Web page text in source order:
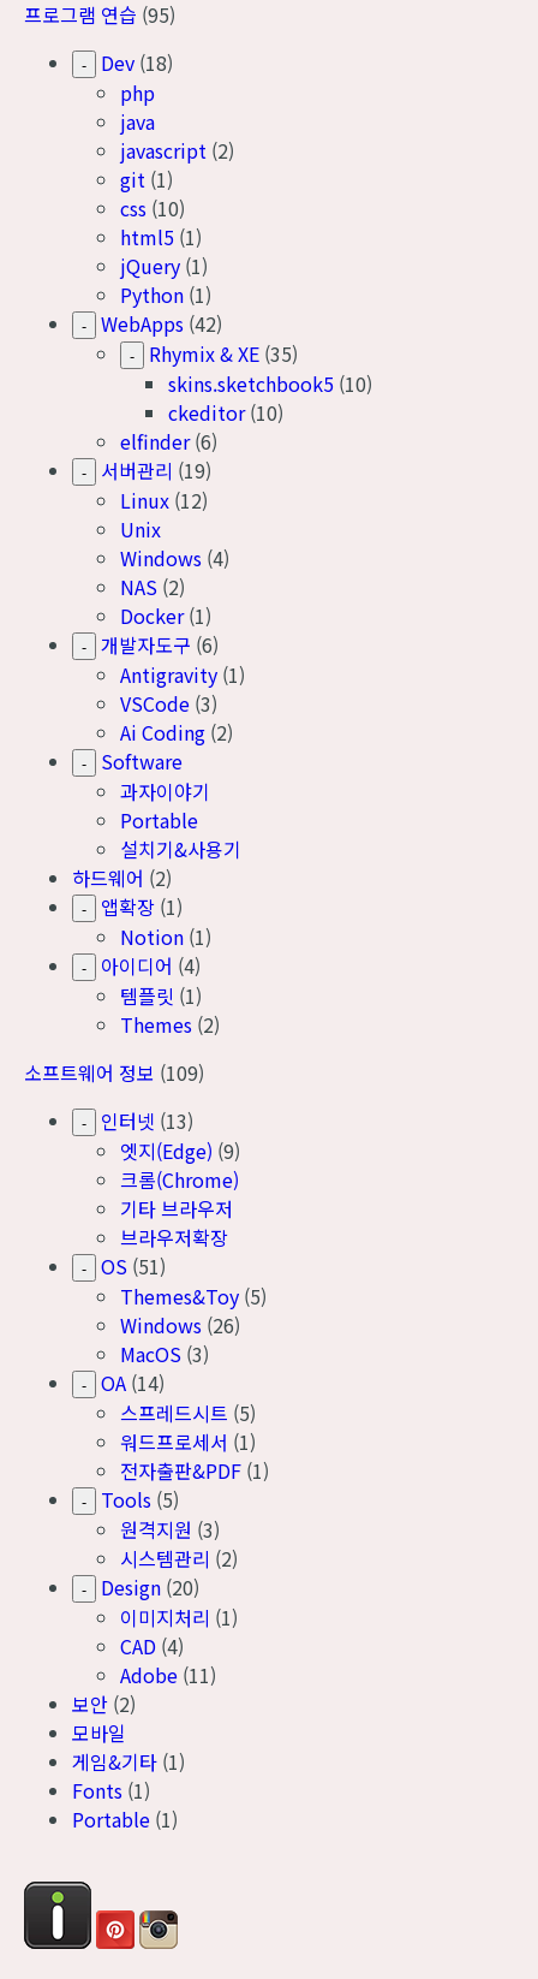
프로그램 연습 (95)
- Dev (18)
php
java
javascript (2)
git (1)
css (10)
html5 (1)
jQuery (1)
Python (1)
- WebApps (42)
- Rhymix & XE (35)
skins.sketchbook5 (10)
ckeditor (10)
elfinder (6)
- 서버관리 (19)
Linux (12)
Unix
Windows (4)
NAS (2)
Docker (1)
- 개발자도구 (6)
Antigravity (1)
VSCode (3)
Ai Coding (2)
-
Software
과자이야기
Portable
설치기&사용기
하드웨어 (2)
- 앱확장 (1)
Notion (1)
- 아이디어 (4)
템플릿 (1)
Themes (2)
소프트웨어 정보 (109)
- 인터넷 (13)
엣지(Edge) (9)
크롬(Chrome)
기타 브라우저
브라우저확장
- OS (51)
Themes&Toy (5)
Windows (26)
MacOS (3)
- OA (14)
스프레드시트 (5)
워드프로세서 (1)
전자출판&PDF (1)
- Tools (5)
원격지원 (3)
시스템관리 (2)
- Design (20)
이미지처리 (1)
CAD (4)
Adobe (11)
보안 (2)
모바일
게임&기타 (1)
Fonts (1)
Portable (1)